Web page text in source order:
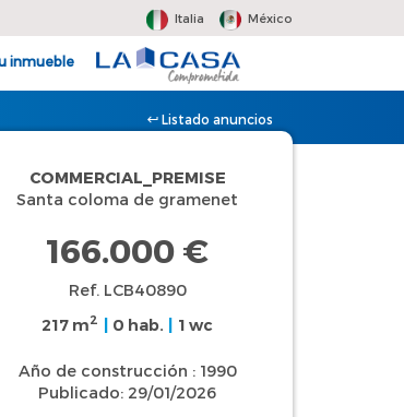
Italia México
inmueble
Listado anuncios
COMMERCIAL_PREMISE
Santa coloma de gramenet
166.000 €
Ref. LCB40890
217 m2 0 hab. 1 wc
Año de construcción : 1990
Publicado: 29/01/2026